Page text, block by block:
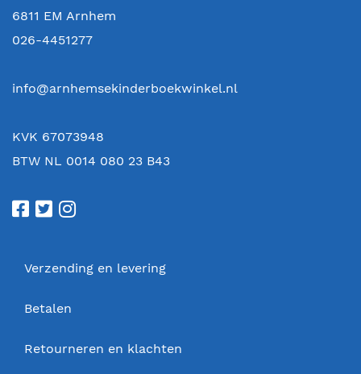
6811 EM Arnhem
026-4451277
info@arnhemsekinderboekwinkel.nl
KVK 67073948
BTW NL 0014 080 23 B43
Verzending en levering
Betalen
Retourneren en klachten